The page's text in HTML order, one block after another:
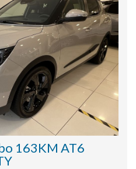
163KM AT6